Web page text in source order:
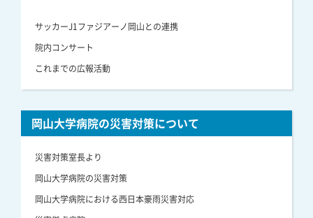
サッカーJ1ファジアーノ岡山との連携
院内コンサート
これまでの広報活動
岡山大学病院の災害対策について
災害対策室長より
岡山大学病院の災害対策
岡山大学病院における西日本豪雨災害対応